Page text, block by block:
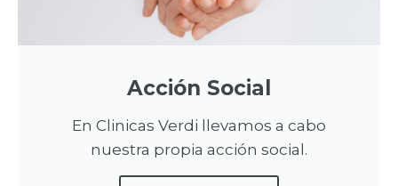
Acción Social
En Clinicas Verdi llevamos a cabo
nuestra propia acción social.